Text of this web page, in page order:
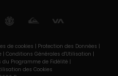
de cookies | Protection des Données |
| Conditions Générales d'Utilisation |
du Programme de Fidélité |
des Cookies